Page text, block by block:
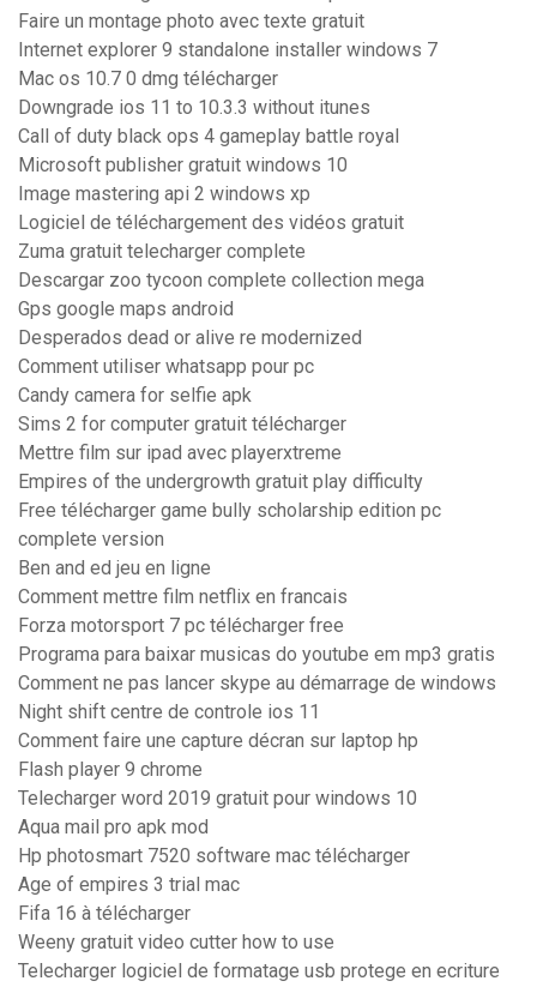
Faire un montage photo avec texte gratuit
Internet explorer 9 standalone installer windows 7
Mac os 10.7 0 dmg télécharger
Downgrade ios 11 to 10.3.3 without itunes
Call of duty black ops 4 gameplay battle royal
Microsoft publisher gratuit windows 10
Image mastering api 2 windows xp
Logiciel de téléchargement des vidéos gratuit
Zuma gratuit telecharger complete
Descargar zoo tycoon complete collection mega
Gps google maps android
Desperados dead or alive re modernized
Comment utiliser whatsapp pour pc
Candy camera for selfie apk
Sims 2 for computer gratuit télécharger
Mettre film sur ipad avec playerxtreme
Empires of the undergrowth gratuit play difficulty
Free télécharger game bully scholarship edition pc
complete version
Ben and ed jeu en ligne
Comment mettre film netflix en francais
Forza motorsport 7 pc télécharger free
Programa para baixar musicas do youtube em mp3 gratis
Comment ne pas lancer skype au démarrage de windows
Night shift centre de controle ios 11
Comment faire une capture décran sur laptop hp
Flash player 9 chrome
Telecharger word 2019 gratuit pour windows 10
Aqua mail pro apk mod
Hp photosmart 7520 software mac télécharger
Age of empires 3 trial mac
Fifa 16 à télécharger
Weeny gratuit video cutter how to use
Telecharger logiciel de formatage usb protege en ecriture